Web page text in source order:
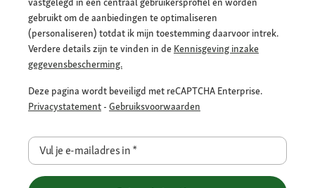
gebruikt om de aanbiedingen te optimaliseren
(personaliseren) totdat ik mijn toestemming daarvoor intrek.
Verdere details zijn te vinden in de Kennisgeving inzake
gegevensbescherming.
Deze pagina wordt beveiligd met reCAPTCHA Enterprise.
Privacystatement - Gebruiksvoorwaarden
Vul je e-mailadres in*